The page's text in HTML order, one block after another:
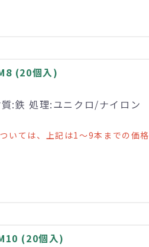
(20個入)
:鉄 処理:ユニクロ/ナイロン
いては、上記は1～9本までの価格
(20個入)